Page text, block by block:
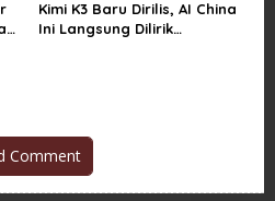
Kimi K3 Baru Dirilis, AI China
Ini Langsung Dilirik
Comment